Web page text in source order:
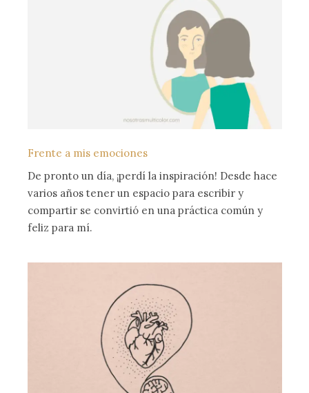
Frente a mis emociones
De pronto un día, ¡perdí la inspiración! Desde hace
varios años tener un espacio para escribir y
compartir se convirtió en una práctica común y
feliz para mí.